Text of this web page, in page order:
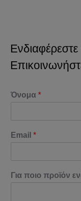
Όνομα*
Email*
Για ποιο προϊόν